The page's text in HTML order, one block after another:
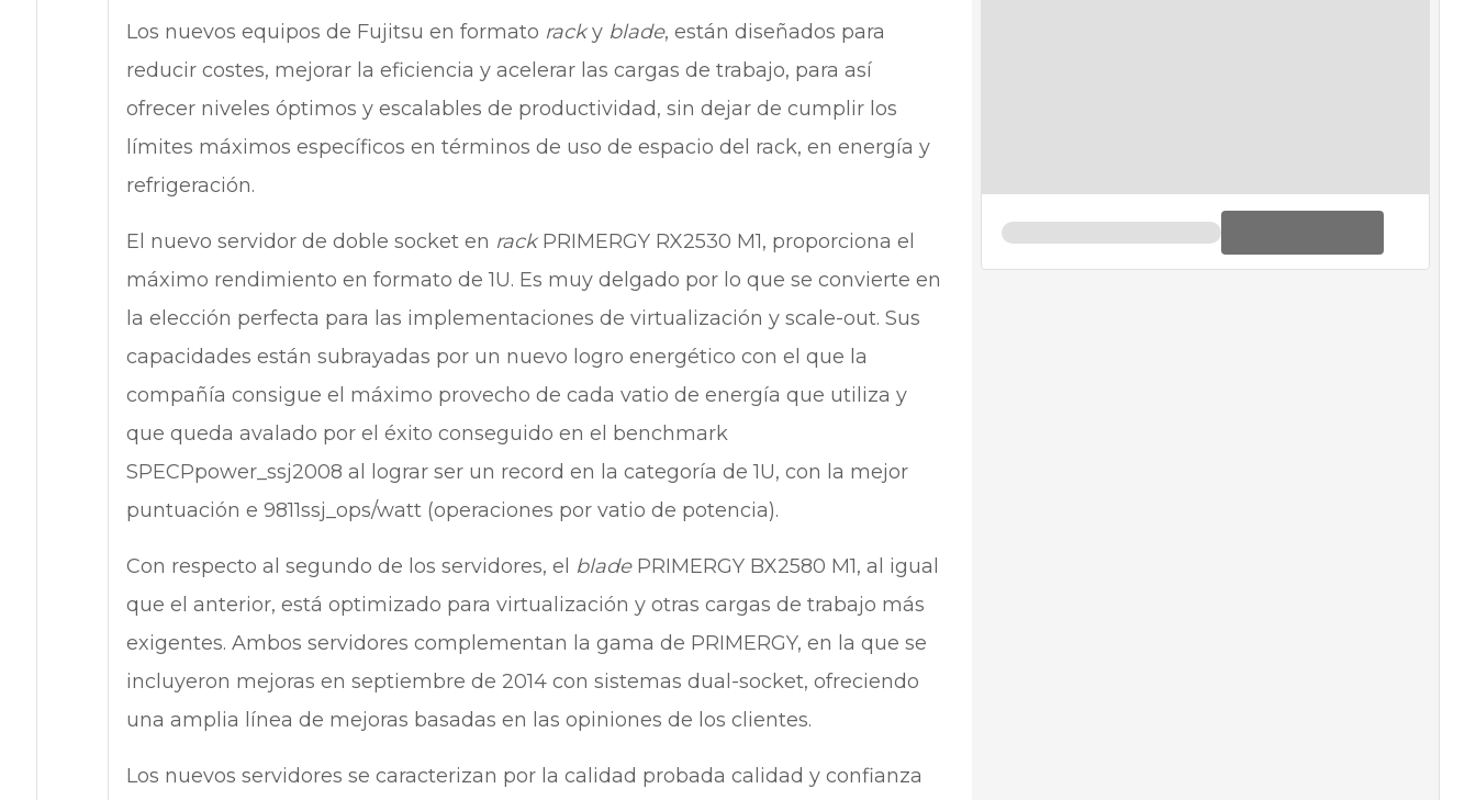
Los nuevos equipos de Fujitsu en formato racky blade, están diseñados para
reducir costes, mejorar la eficiencia y acelerar las cargas de trabajo, para así
ofrecer niveles óptimos y escalables de productividad, sin dejar de cumplir los
límites máximos específicos en términos de uso de espacio del rack, en energía y
refrigeración.
El nuevo servidor de doble socket en rackPRIMERGY RX2530 M1, proporciona el
máximo rendimiento en formato de 1U. Es muy delgado por lo que se convierte en
la elección perfecta para las implementaciones de virtualización y scale-out. Sus
capacidades están subrayadas por un nuevo logro energético con el que la
compañía consigue el máximo provecho de cada vatio de energía que utiliza y
que queda avalado por el éxito conseguido en el benchmark
SPECPpower_ssj2008 al lograr ser un record en la categoría de 1U, con la mejor
puntuación e 9811ssj_ops/watt (operaciones por vatio de potencia).
Con respecto al segundo de los servidores, el bladePRIMERGY BX2580 M1, al igual
que el anterior, está optimizado para virtualización y otras cargas de trabajo más
exigentes. Ambos servidores complementan la gama de PRIMERGY, en la que se
incluyeron mejoras en septiembre de 2014 con sistemas dual-socket, ofreciendo
una amplia línea de mejoras basadas en las opiniones de los clientes.
Los nuevos servidores se caracterizan por la calidad probada calidad y confianza